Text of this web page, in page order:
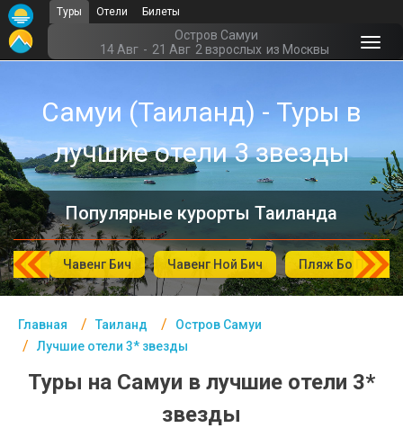
Туры Отели Билеты
Остров Самуи
14 Авг - 21 Авг 2 взрослых из Москвы
Самуи (Таиланд) - Туры в
лучшие отели 3 звезды
Популярные курорты Таиланда
Бич Чавенг Бич Чавенг Ной Бич Пляж Бо Пхут
Главная Таиланд
Остров Самуи
Лучшие отели 3* звезды
Туры на Самуи в лучшие отели 3*
звезды
Главная
Офис г. Москва
Помощь
Подборки отелей
Турция
Таиланд
ОАЭ
Египет